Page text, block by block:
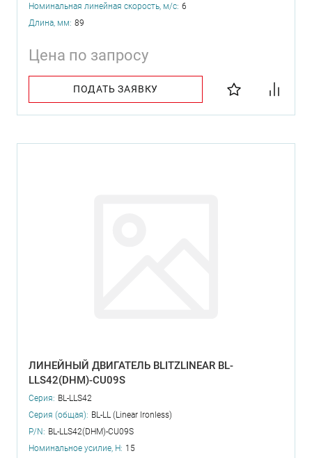
Номинальная линейная скорость, м/с: 6
Длина, мм: 89
Цена по запросу
ПОДАТЬ ЗАЯВКУ
ЛИНЕЙНЫЙ ДВИГАТЕЛЬ BLITZLINEAR BL-
LLS42(DHM)-CU09S
Серия: BL-LLS42
Серия (общая): BL-LL (Linear Ironless)
P/N: BL-LLS42(DHM)-CU09S
Номинальное усилие, Н: 15